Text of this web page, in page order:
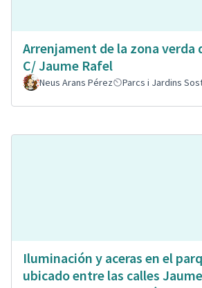
Arrenjament de la zona verda
C/ Jaume Rafel
Neus Arans Pérez Parcs i Jardins
Iluminación y aceras en el
ubicado entre las calles Jaume